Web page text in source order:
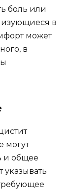
боль или
в
может
в
могут
и общее